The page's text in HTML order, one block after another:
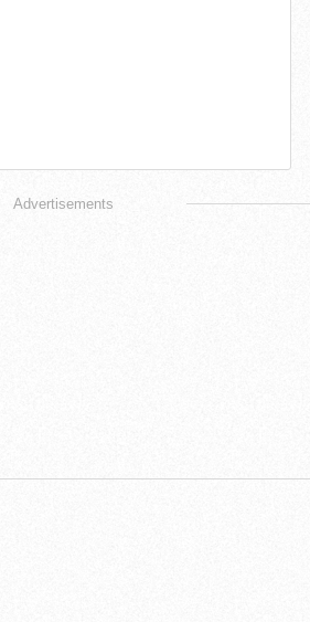
Advertisements